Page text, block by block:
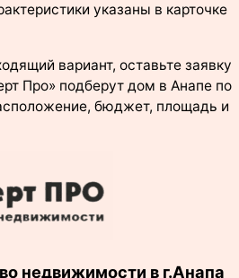
указаны в карточке
вариант, оставьте заявку
Про» подберут дом в Анапе по
бюджет, площадь и
недвижимости в г.Анапа